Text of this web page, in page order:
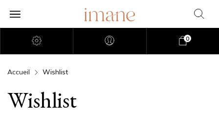
0
Accueil Wishlist
Wishlist